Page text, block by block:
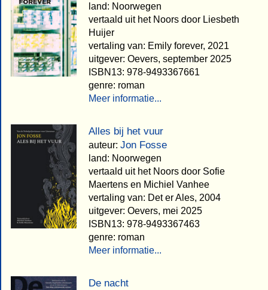
land: Noorwegen
vertaald uit het Noors door Liesbeth
Huijer
vertaling van: Emily forever, 2021
uitgever: Oevers, september 2025
ISBN13: 978-9493367661
genre: roman
Meer informatie...
Alles bij het vuur
auteur: Jon Fosse
land: Noorwegen
vertaald uit het Noors door Sofie
Maertens en Michiel Vanhee
vertaling van: Det er Ales, 2004
uitgever: Oevers, mei 2025
ISBN13: 978-9493367463
genre: roman
Meer informatie...
De nacht